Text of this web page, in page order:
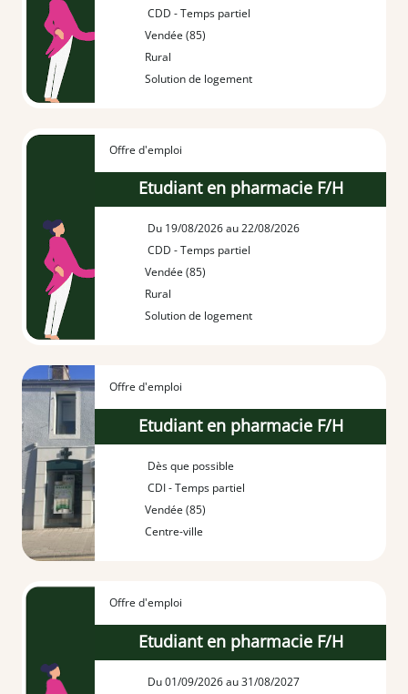
CDD - Temps partiel
Vendée (85)
Rural
Solution de logement
Offre d'emploi
Etudiant en pharmacie F/H
Du 19/08/2026 au 22/08/2026
CDD - Temps partiel
Vendée (85)
Rural
Solution de logement
Offre d'emploi
Etudiant en pharmacie F/H
Dès que possible
CDI - Temps partiel
Vendée (85)
Centre-ville
Offre d'emploi
Etudiant en pharmacie F/H
Du 01/09/2026 au 31/08/2027